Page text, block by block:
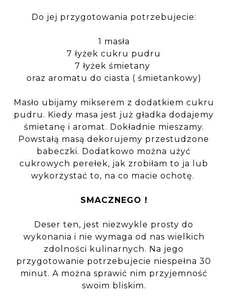
Do jej przygotowania potrzebujecie:
1 masła
7 łyżek cukru pudru
7 łyżek śmietany
oraz aromatu do ciasta ( śmietankowy)
Masło ubijamy mikserem z dodatkiem cukru
pudru. Kiedy masa jest już gładka dodajemy
śmietanę i aromat. Dokładnie mieszamy.
Powstałą masą dekorujemy przestudzone
babeczki. Dodatkowo można użyć
cukrowych perełek, jak zrobiłam to ja lub
wykorzystać to, na co macie ochotę.
SMACZNEGO !
Deser ten, jest niezwykle prosty do
wykonania i nie wymaga od nas wielkich
zdolności kulinarnych. Na jego
przygotowanie potrzebujecie niespełna 30
minut. A można sprawić nim przyjemność
swoim bliskim.